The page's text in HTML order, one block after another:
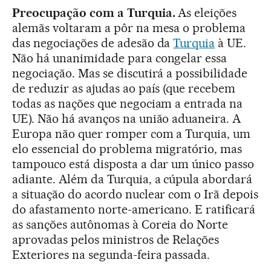
Preocupação com a Turquia.As eleições
alemãs voltaram a pôr na mesa o problema
das negociações de adesão daTurquia à UE.
Não há unanimidade para congelar essa
negociação. Mas se discutirá a possibilidade
de reduzir as ajudas ao país (que recebem
todas as nações que negociam a entrada na
UE). Não há avanços na união aduaneira. A
Europa não quer romper com a Turquia, um
elo essencial do problema migratório, mas
tampouco está disposta a dar um único passo
adiante. Além da Turquia, a cúpula abordará
a situação do acordo nuclear com o Irã depois
do afastamento norte-americano. E ratificará
as sanções autônomas à Coreia do Norte
aprovadas pelos ministros de Relações
Exteriores na segunda-feira passada.